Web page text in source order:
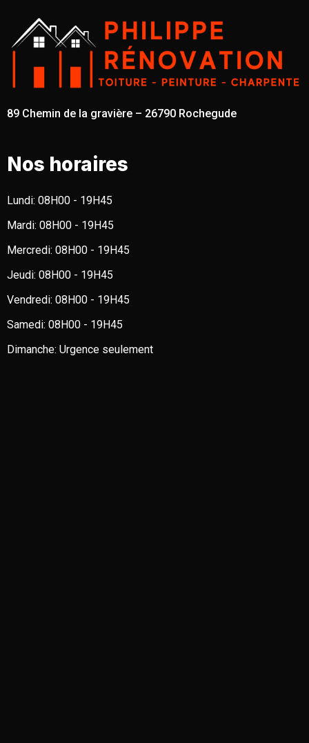
89 Chemin de la gravière – 26790 Rochegude
Nos horaires
Lundi: 08H00 - 19H45
Mardi: 08H00 - 19H45
Mercredi: 08H00 - 19H45
Jeudi: 08H00 - 19H45
Vendredi: 08H00 - 19H45
Samedi: 08H00 - 19H45
Dimanche: Urgence seulement